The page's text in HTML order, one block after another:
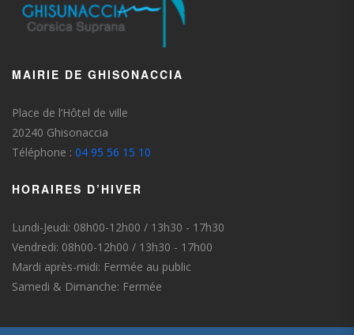
MAIRIE DE GHISONACCIA
Place de l’Hôtel de ville
20240 Ghisonaccia
Téléphone : 04 95 56 15 10
HORAIRES D’HIVER
Lundi-Jeudi: 08h00-12h00 / 13h30 - 17h30
Vendredi: 08h00-12h00 / 13h30 - 17h00
Mardi après-midi: Fermée au public
Samedi & Dimanche: Fermée